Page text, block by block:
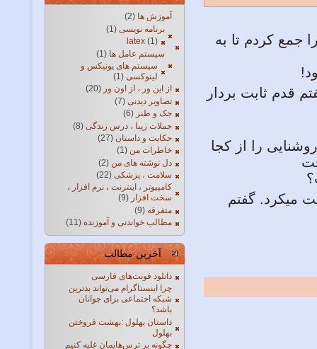
آموزش ها (2)
برنامه نویسی (1)
latex (1)
سیستم عامل ها (1)
سیستم های یونیکس و
لینوکسی (1)
از این ور ، از اون ور (20)
تصاویر دیدنی (7)
جک و طنز (6)
جملات زیبا ، درس زندگی (8)
حکایت و داستان (27)
خاطرات من (1)
دل نوشته های من (2)
سلامت ، پزشکی (22)
کامپیوتر ، اینترنت ، نرم افزار ،
سخت افزار (9)
متفرقه (9)
مطالب خواندنی و آموزنده (11)
آخرین مطالب
دانلود فونت‌های فارسی
چرا اینستاگرام می‌تواند بدترین
شبکه اجتماعی برای جوانان
باشد؟
داستان بهلول :بهشت فروختن
بهلول
چگونه بر ترس‌هایمان غلبه کنیم
جمع کردم تا به
قدم ثابت بردار
را از کجا
میکرد. گفتم